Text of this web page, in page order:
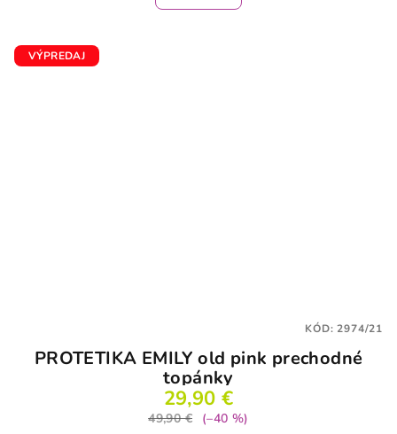
VÝPREDAJ
PROTETIKA EMILY old pink prechodné
topánky
29,90 €
49,90 €
(–40 %)
KÓD:2974/21